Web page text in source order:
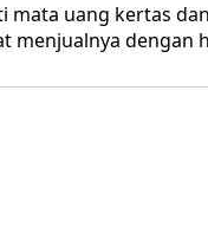
mata uang kertas
menjualnya